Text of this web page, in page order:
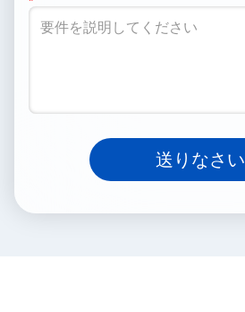
送りなさい